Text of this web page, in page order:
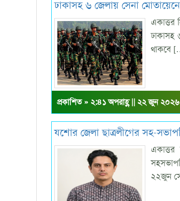
ঢাকাসহ ৬ জেলায় সেনা
একাত্তর
ঢাকাসহ
থাকবে
প্রকাশিত » ২:৪১ অপরাহ্ণ || ২২ জুন ২০২৬
যশোর জেলা ছাত্রলীগের সহ-
২২জুন